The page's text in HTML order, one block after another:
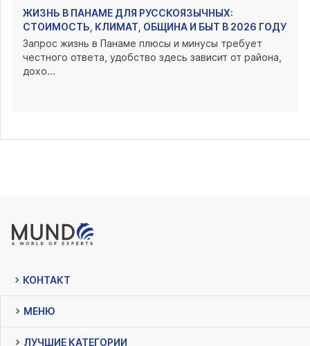
ЖИЗНЬ В ПАНАМЕ ДЛЯ РУССКОЯЗЫЧНЫХ:
СТОИМОСТЬ, КЛИМАТ, ОБЩИНА И БЫТ В 2026 ГОДУ
Запрос жизнь в Панаме плюсы и минусы требует
честного ответа, удобство здесь зависит от района,
дохо...
КОНТАКТ
МЕНЮ
ЛУЧШИЕ КАТЕГОРИИ